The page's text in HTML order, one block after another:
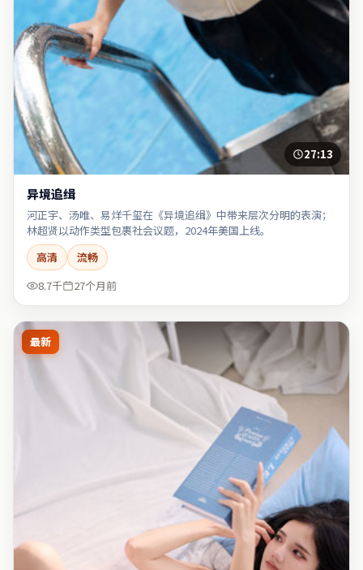
27:13
异境追缉
河正宇、汤唯、易烊千玺在《异境追缉》中带来层次分明的表演；
林超贤以动作类型包裹社会议题，2024年美国上线。
高清
流畅
8.7千
27个月前
最新